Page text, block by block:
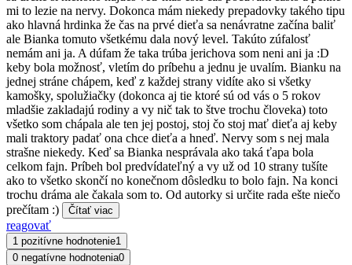
mi to lezie na nervy. Dokonca mám niekedy prepadovky takého tipu
ako hlavná hrdinka že čas na prvé dieťa sa nenávratne začína baliť
ale Bianka tomuto všetkému dala nový level. Takúto zúfalosť
nemám ani ja. A dúfam že taka trúba jerichova som neni ani ja :D
keby bola možnosť, vletím do príbehu a jednu je uvalím. Bianku na
jednej stráne chápem, keď z každej strany vidíte ako si všetky
kamošky, spolužiačky (dokonca aj tie ktoré sú od vás o 5 rokov
mladšie zakladajú rodiny a vy nič tak to štve trochu človeka) toto
všetko som chápala ale ten jej postoj, stoj čo stoj mať dieťa aj keby
mali traktory padať ona chce dieťa a hneď. Nervy som s nej mala
strašne niekedy. Keď sa Bianka nesprávala ako taká ťapa bola
celkom fajn. Príbeh bol predvídateľný a vy už od 10 strany tušíte
ako to všetko skončí no konečnom dôsledku to bolo fajn. Na konci
trochu dráma ale čakala som to. Od autorky si určite rada ešte niečo
prečítam :)
Čítať viac
reagovať
1 pozitívne hodnotenie1
0 negatívne hodnotenia0